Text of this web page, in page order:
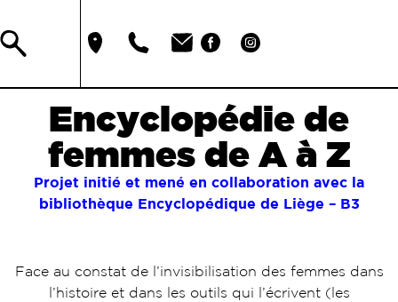
Encyclopédie de
femmes de A à Z
Projet initié et mené en collaboration avec la
bibliothèque Encyclopédique de Liège – B3
Face au constat de l’invisibilisation des femmes dans
l’histoire et dans les outils qui l’écrivent (les